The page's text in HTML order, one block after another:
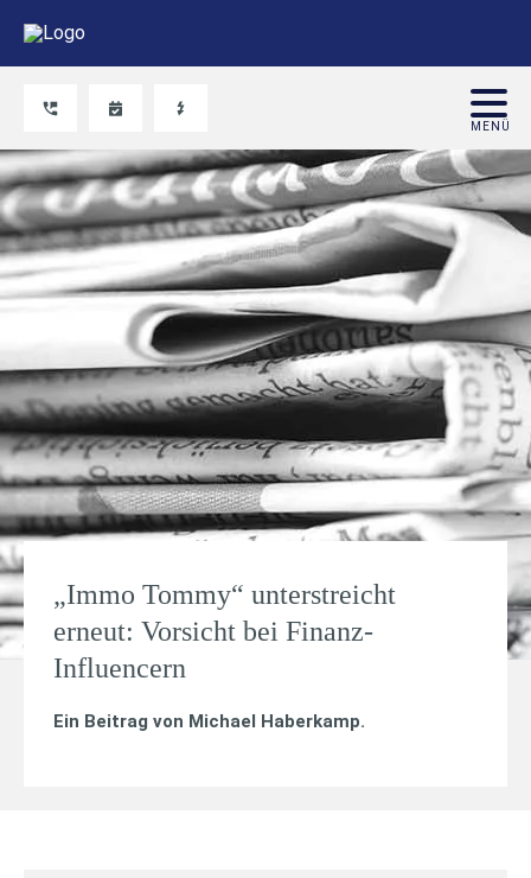
„Immo Tommy“ unterstreicht
erneut: Vorsicht bei Finanz-
Influencern
Ein Beitrag von Michael Haberkamp.